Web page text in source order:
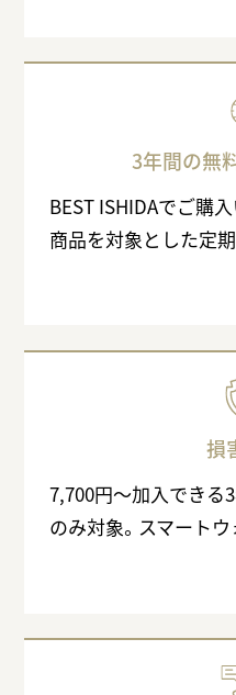
3年間の無
BEST ISHIDAでご購
商品を対象とした定期
損
7,700円〜加入できる
のみ対象。スマートウ